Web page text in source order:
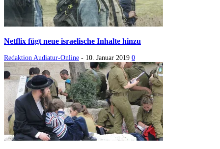
Netflix fügt neue israelische Inhalte hinzu
Redaktion Audiatur-Online - 10. Januar 2019 0